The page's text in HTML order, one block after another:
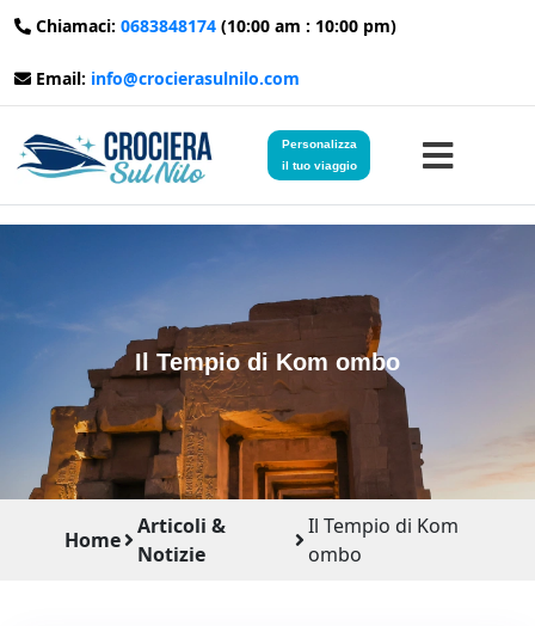
Chiamaci: 0683848174 (10:00 am : 10:00 pm)
Email: info@crocierasulnilo.com
Personalizza
il tuo viaggio
Viaggi in Egitto
Crociere sul Nilo
Viaggi in Giordania
Il Tempio di Kom ombo
Home
Articoli &
Notizie
Il Tempio di Kom
ombo